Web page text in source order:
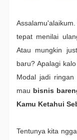
tepat menilai
Atau mungkin
baru? Apalagi
Modal jadi
mau bisnis
Kamu Ketahui
Tentunya kita